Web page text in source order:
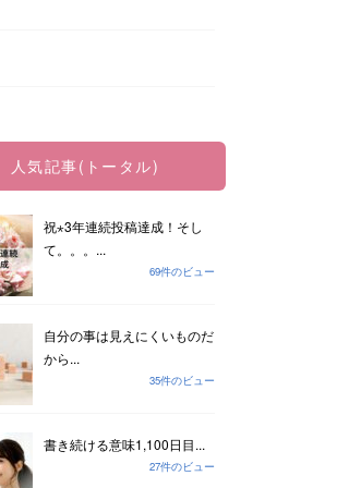
人気記事(トータル)
祝⋆3年連続投稿達成！そし
て。。。...
69件のビュー
自分の事は見えにくいものだ
から...
35件のビュー
書き続ける意味1,100日目...
27件のビュー